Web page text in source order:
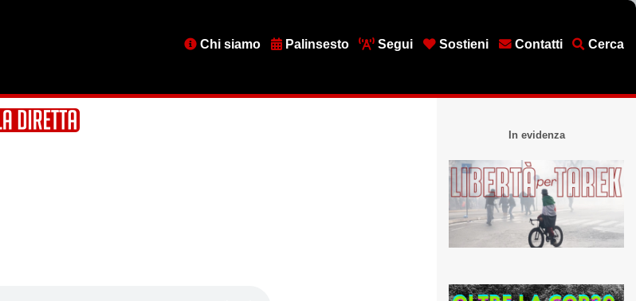
MenuChi siamo Palinsesto Segui Sostieni Contatti Cerca
In evidenza